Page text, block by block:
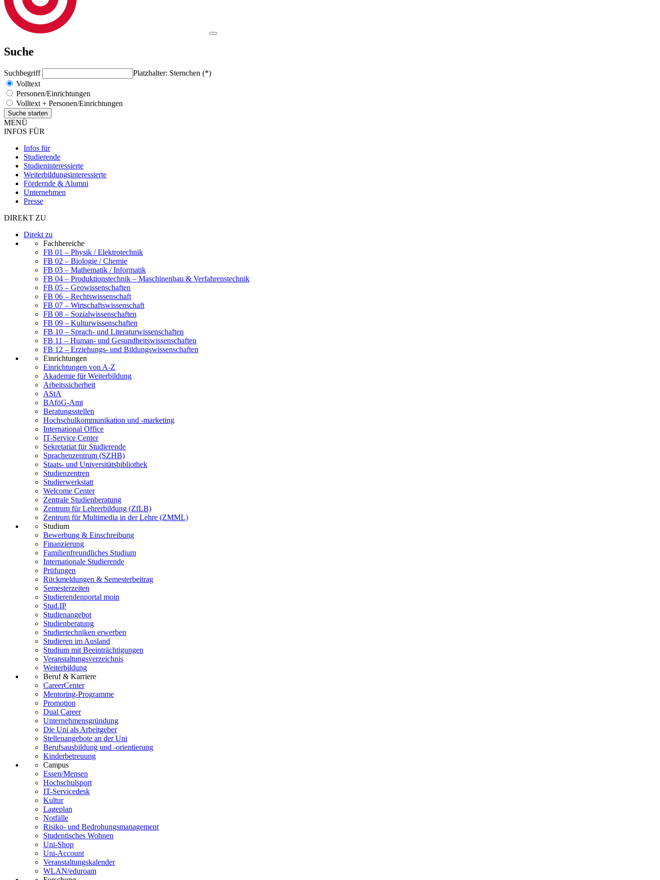
Suche
Suchbegriff
Platzhalter: Sternchen (*)
Volltext
Personen/Einrichtungen
Volltext + Personen/Einrichtungen
MENÜ
INFOS FÜR
Infos für
Studierende
Studieninteressierte
Weiterbildungsinteressierte
Fördernde & Alumni
Unternehmen
Presse
DIREKT ZU
Direkt zu
Fachbereiche
FB 01 – Physik / Elektrotechnik
FB 02 – Biologie / Chemie
FB 03 – Mathematik / Informatik
FB 04 – Produktionstechnik – Maschinenbau & Verfahrenstechnik
FB 05 – Geowissenschaften
FB 06 – Rechtswissenschaft
FB 07 – Wirtschaftswissenschaft
FB 08 – Sozialwissenschaften
FB 09 – Kulturwissenschaften
FB 10 – Sprach- und Literaturwissenschaften
FB 11 – Human- und Gesundheitswissenschaften
FB 12 – Erziehungs- und Bildungswissenschaften
Einrichtungen
Einrichtungen von A-Z
Akademie für Weiterbildung
Arbeitssicherheit
AStA
BAföG-Amt
Beratungsstellen
Hochschulkommunikation und -marketing
International Office
IT-Service Center
Sekretariat für Studierende
Sprachenzentrum (SZHB)
Staats- und Universitätsbibliothek
Studienzentren
Studierwerkstatt
Welcome Center
Zentrale Studienberatung
Zentrum für Lehrerbildung (ZfLB)
Zentrum für Multimedia in der Lehre (ZMML)
Studium
Bewerbung & Einschreibung
Finanzierung
Familienfreundliches Studium
Internationale Studierende
Prüfungen
Rückmeldungen & Semesterbeitrag
Semesterzeiten
Studierendenportal moin
Stud.IP
Studienangebot
Studienberatung
Studiertechniken erwerben
Studieren im Ausland
Studium mit Beeinträchtigungen
Veranstaltungsverzeichnis
Weiterbildung
Beruf & Karriere
CareerCenter
Mentoring-Programme
Promotion
Dual Career
Unternehmensgründung
Die Uni als Arbeitgeber
Stellenangebote an der Uni
Berufsausbildung und -orientierung
Kinderbetreuung
Campus
Essen/Mensen
Hochschulsport
IT-Servicedesk
Kultur
Lageplan
Notfälle
Risiko- und Bedrohungsmanagement
Studentisches Wohnen
Uni-Shop
Uni-Account
Veranstaltungskalender
WLAN/eduroam